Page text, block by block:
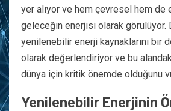
yer alıyor ve hem çevresel hem de
geleceğin enerjisi olarak görülüyor.
yenilenebilir enerji kaynaklarını bir
olarak değerlendiriyor ve bu alandaki
dünya için kritik önemde olduğunu
Yenilenebilir Enerjinin